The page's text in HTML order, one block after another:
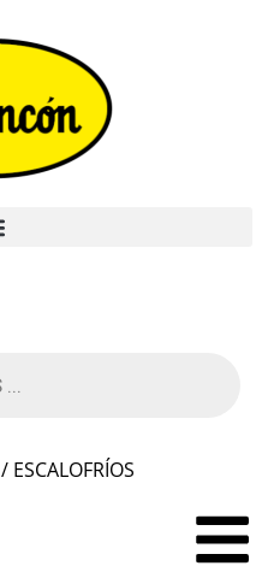
/ ESCALOFRÍOS